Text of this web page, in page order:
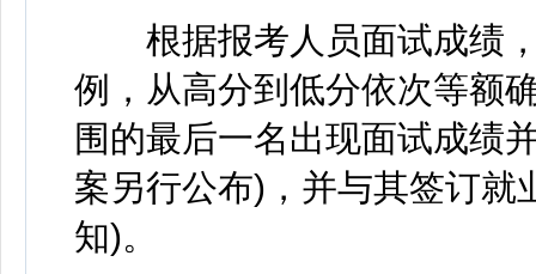
根据报考人员面试成绩，
例，从高分到低分依次等额
围的最后一名出现面试成绩
案另行公布)，并与其签订就
知)。